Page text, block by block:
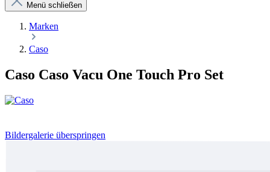
Menü schließen
Marken
Caso
Caso Caso Vacu One Touch Pro Set
Bildergalerie überspringen